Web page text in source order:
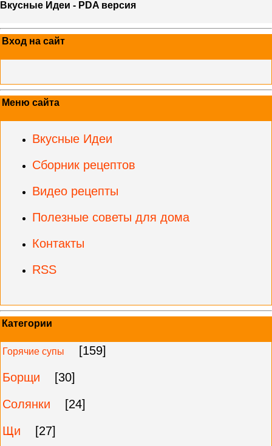
Вкусные Идеи - PDA версия
Вход на сайт
Меню сайта
Вкусные Идеи
Сборник рецептов
Видео рецепты
Полезные советы для дома
Контакты
RSS
Категории
Горячие супы
[159]
Борщи
[30]
Солянки
[24]
Щи
[27]